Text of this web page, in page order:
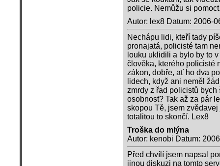
policie. Nemůžu si
Autor: lex8 Datum: 2006-
Nechápu lidi, kteří tady
pronajatá, policisté tam
louku uklidili a bylo by to
člověka, kterého policisté
zákon, dobře, ať ho dva
lidech, když ani neměl
zmrdy z řad policistů
osobnost? Tak až za pár
skopou Tě, jsem
totalitou to skončí. Lex8
Troška do mlýna
Autor: kenobi Datum:
Před chvílí jsem napsal
jinou diskuzi na tomto